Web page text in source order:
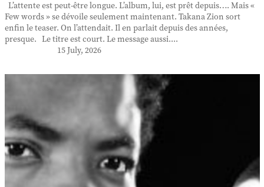
L’attente est peut-être longue. L’album, lui, est prêt depuis…. Mais «
Few words » se dévoile seulement maintenant. Takana Zion sort
enfin le teaser. On l’attendait. Il en parlait depuis des années,
presque. Le titre est court. Le message aussi....
15 July, 2026